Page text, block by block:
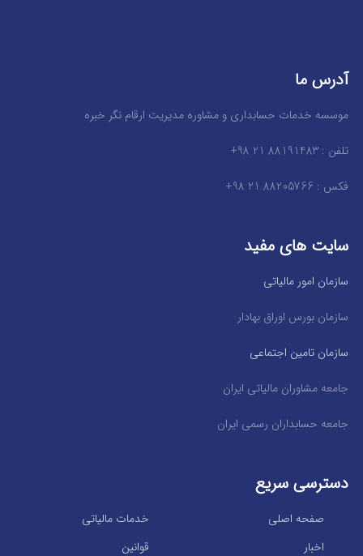
آدرس ما
موسسه خدمات حسابداری و مشاوره مدیریت ارقام نگر خبره
تلفن : 88191483 21 98+
فکس : 88205766 21 98+
سایت های مفید
سازمان امور مالیاتی
سازمان بورس اوراق بهادار
سازمان تامین اجتماعی
جامعه مشاوران مالیاتی ایران
جامعه حسابداران رسمی ایران
دسترسی سریع
خدمات مالیاتی
صفحه اصلی
قوانین
اخبار